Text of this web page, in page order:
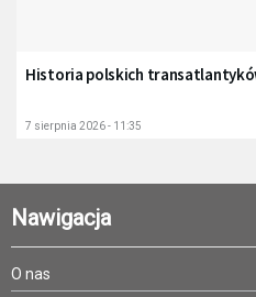
Historia polskich
7 sierpnia 2026 - 11:35
Nawigacja
O nas